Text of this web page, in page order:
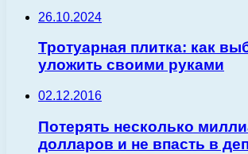
26.10.2024
Тротуарная плитка: как
уложить своими руками
02.12.2016
Потерять несколько
долларов и не впасть в